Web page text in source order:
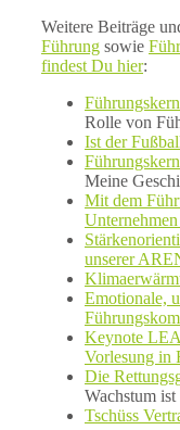
Weitere Beiträge
Führung sowie
findest Du hier:
Rolle von
Ist der
Meine
Mit dem
unserer
Emotionale,
Keynote
Vorlesung in
Die
Wachstum
Tschüss